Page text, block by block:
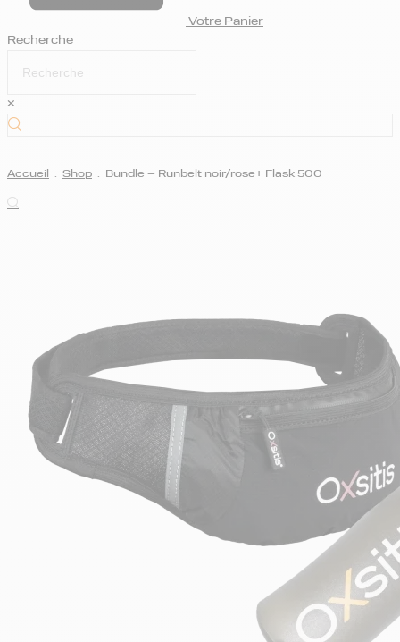
Votre Panier
Recherche
×
Accueil . Shop . Bundle – Runbelt noir/rose+ Flask 500